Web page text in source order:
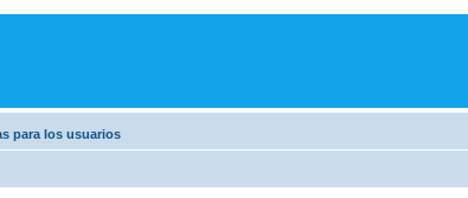
para los usuarios